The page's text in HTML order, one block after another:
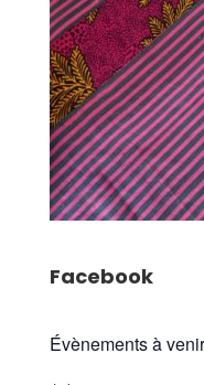
Facebook
Évènements à venir